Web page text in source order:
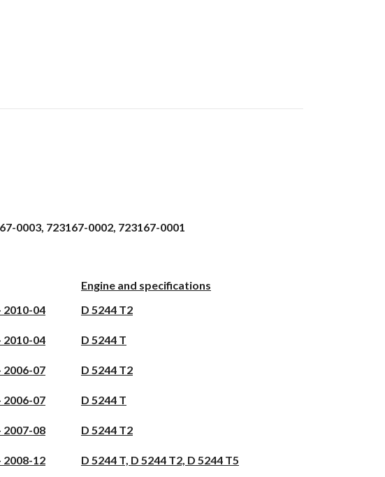
0003, 723167-0002, 723167-0001
Engine and specifications
2010-04 D 5244 T2
2010-04 D 5244 T
2006-07 D 5244 T2
2006-07 D 5244 T
2007-08 D 5244 T2
2008-12 D 5244 T, D 5244 T2, D 5244 T5